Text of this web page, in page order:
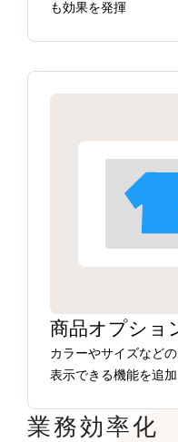
も効果を発揮
商品オプショ
カラーやサイズなど
表示できる機能を追加
業務効率化